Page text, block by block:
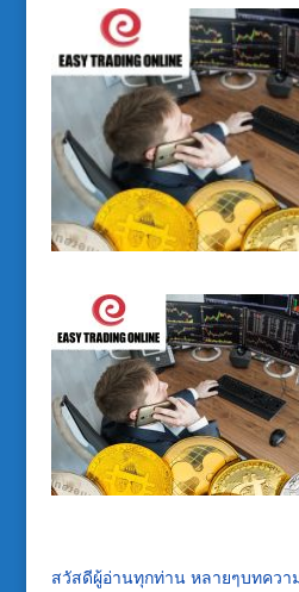
สวัสดีผู้อ่านทุกท่าน หลายๆบทควา